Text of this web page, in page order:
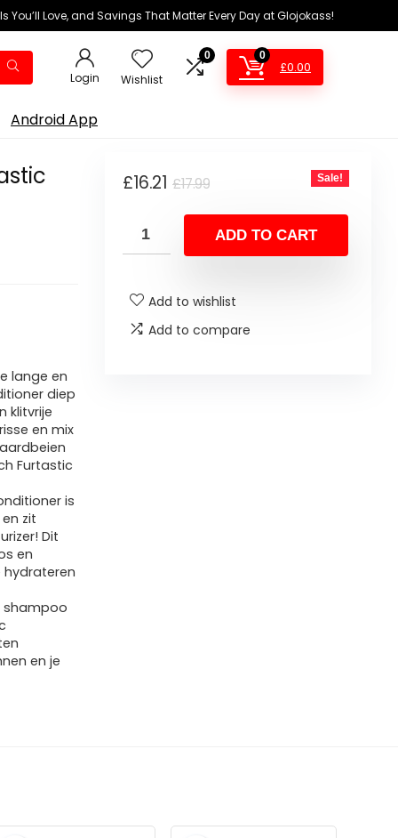
You’ll Love, and Savings That Matter Every Day at Glojokass!
Login Wishlist
0 0
£0.00
Android App
lange en
diep
klitvrije
en mix
Furtastic
is
zit
Dit
en
hydrateren
shampoo
en je
£17.99Original
was:
£17.99.
£16.21
Current
is:
£16.21.
Sale!
ADD TO CART
Add to wishlist
Add to compare